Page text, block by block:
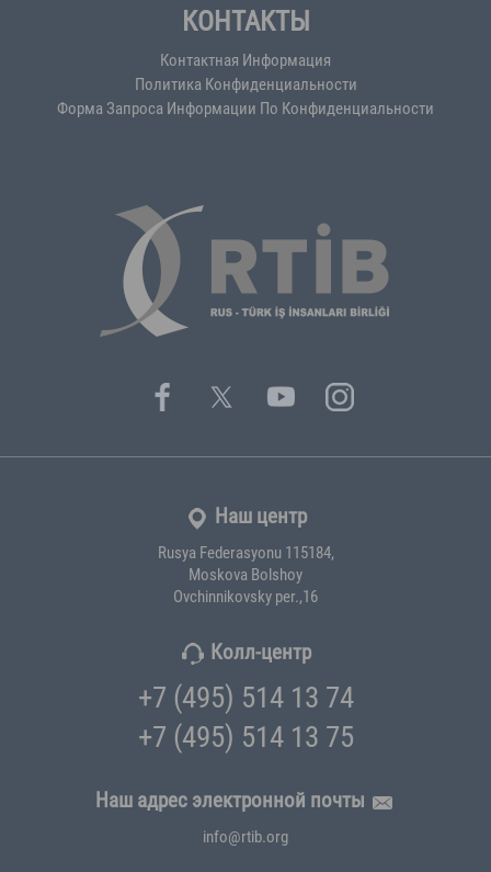
КОНТАКТЫ
Контактная Информация
Политика Конфиденциальности
Форма Запроса Информации По Конфиденциальности
Наш центр
Rusya Federasyonu 115184,
Moskova Bolshoy
Ovchinnikovsky per.,16
Колл-центр
+7 (495) 514 13 74
+7 (495) 514 13 75
Наш адрес электронной почты
info@rtib.org